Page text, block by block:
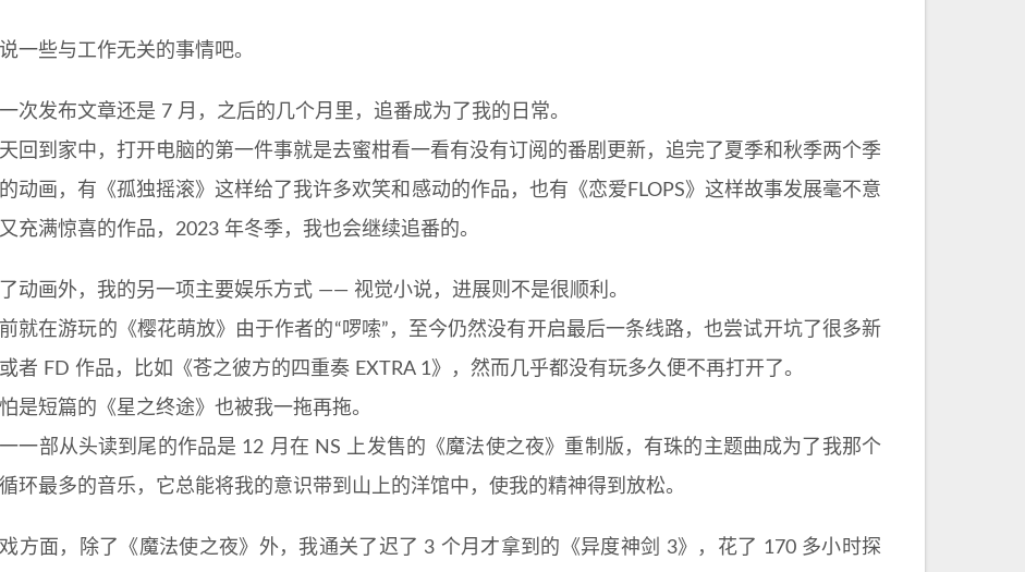
一些与工作无关的事情吧。
次发布文章还是 7 月，之后的几个月里，追番成为了我的日常。
回到家中，打开电脑的第一件事就是去蜜柑看一看有没有订阅的番剧更新，追完了夏季和秋季两个季
动画，有《孤独摇滚》这样给了我许多欢笑和感动的作品，也有《恋爱FLOPS》这样故事发展毫不意
充满惊喜的作品，2023 年冬季，我也会继续追番的。
动画外，我的另一项主要娱乐方式 —— 视觉小说，进展则不是很顺利。
就在游玩的《樱花萌放》由于作者的“啰嗦”，至今仍然没有开启最后一条线路，也尝试开坑了很多新
者 FD 作品，比如《苍之彼方的四重奏 EXTRA 1》，然而几乎都没有玩多久便不再打开了。
是短篇的《星之终途》也被我一拖再拖。
一部从头读到尾的作品是 12 月在 NS 上发售的《魔法使之夜》重制版，有珠的主题曲成为了我那个
环最多的音乐，它总能将我的意识带到山上的洋馆中，使我的精神得到放松。
方面，除了《魔法使之夜》外，我通关了迟了 3 个月才拿到的《异度神剑 3》，花了 170 多小时探